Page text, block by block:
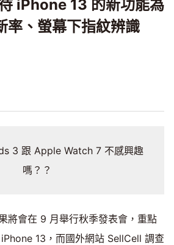
iPhone 13 的新功能為
率、螢幕下指紋辨識
3 跟 Apple Watch 7 不感興趣
嗎？？
將會在 9 月舉行秋季發表會，重點
13，而國外網站 SellCell 調查